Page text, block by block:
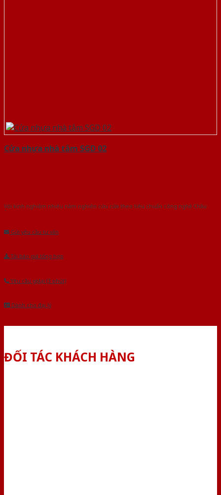
Cửa nhựa nhà tắm SGD 02
Với kinh nghiệm nhiêu năm nghiên cứu cửa theo tiêu chuẩn công nghệ Châu
Gửi yêu cầu tư vấn
Tải báo giá tổng hợp
Yêu cầu gọi lại (3 phút)
Dành cho đại lý
ĐỐI TÁC KHÁCH HÀNG